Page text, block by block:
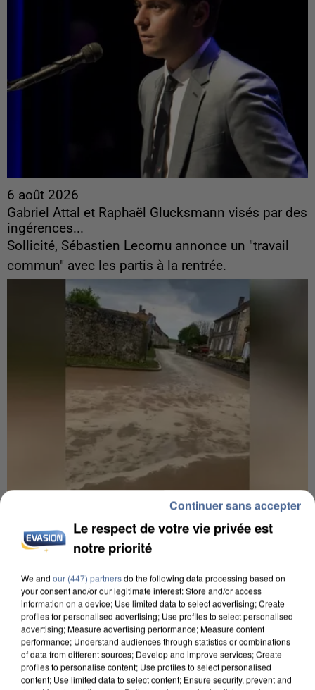
6 août 2026
Gabriel Attal et Raphaël Glucksmann visés par des
ingérences...
Sollicité, Sébastien Lecornu annonce un "travail
commun" avec les partis à la rentrée.
6 août 2026
Une touriste de l’Oise emportée par une coulée de
boue en Haute-Savoie
Son corps a été retrouvé à cinq kilomètres de là.
Le respect de votre vie privée est
notre priorité
We and our (447) partnersdo the following data processing based on
your consent and/or our legitimate interest: Store and/or access
information on a device; Use limited data to select advertising; Create
profiles for personalised advertising; Use profiles to select personalised
advertising; Measure advertising performance; Measure content
performance; Understand audiences through statistics or combinations
of data from different sources; Develop and improve services; Create
profiles to personalise content; Use profiles to select personalised
content; Use limited data to select content; Ensure security, prevent and
Continuer sans accepter